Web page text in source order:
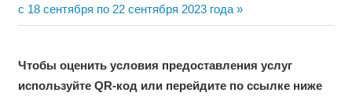
записям
Post:
с 18 сентября по 22 сентября 2023 года
Чтобы оценить условия предоставления услуг
используйте QR-код или перейдите по ссылке ниже